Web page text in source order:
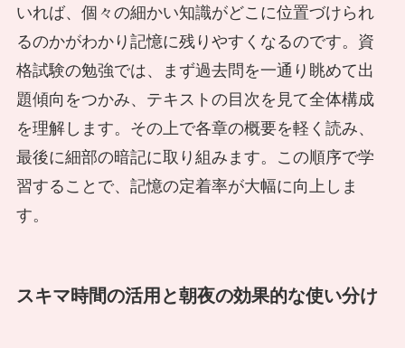
いれば、個々の細かい知識がどこに位置づけられ
るのかがわかり記憶に残りやすくなるのです。資
格試験の勉強では、まず過去問を一通り眺めて出
題傾向をつかみ、テキストの目次を見て全体構成
を理解します。その上で各章の概要を軽く読み、
最後に細部の暗記に取り組みます。この順序で学
習することで、記憶の定着率が大幅に向上しま
す。
スキマ時間の活用と朝夜の効果的な使い分け